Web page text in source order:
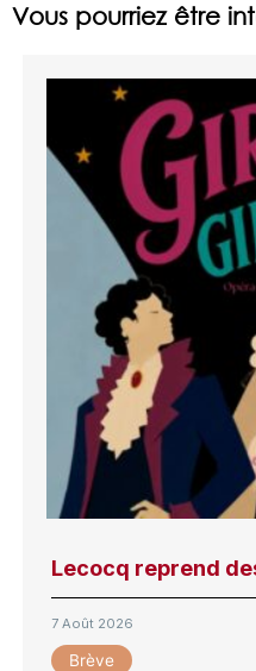
Vous pourriez être
Lecocq reprend
7 Août 2026
Brève